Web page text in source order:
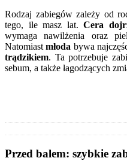
Rodzaj zabiegów zależy od
tego, ile masz lat.Cera
wymaga nawilżenia oraz
Natomiastmłoda bywa
trądzikiem. Ta potrzebuje
sebum, a także łagodzących
Przed balem: szybkie